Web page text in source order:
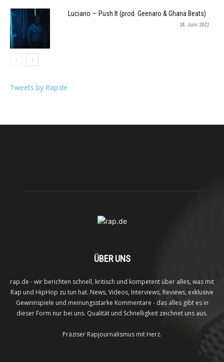
Luciano — Push It (prod. Geenaro & Ghana Beats)
24. Juni 2022
Tweets by Rap.de
ÜBER UNS
rap.de - wir berichten schnell, kritisch und kompetent über alles, was mit
Rap und HipHop zu tun hat. News, Videos, Interviews, Reviews, exklusive
Gewinnspiele und meinungsstarke Kommentare - das alles gibt es in
dieser Form nur bei uns. Qualität und Schnelligkeit zeichnet uns aus.
Präziser Rapjournalismus mit Herz.